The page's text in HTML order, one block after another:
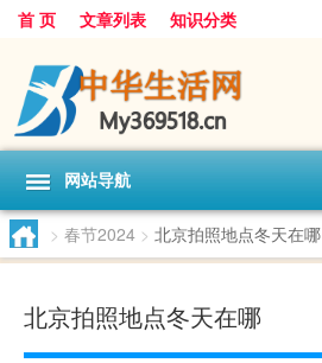
首 页 文章列表 知识分类
网站导航
> 春节2024 > 北京拍照地点冬天在哪
北京拍照地点冬天在哪